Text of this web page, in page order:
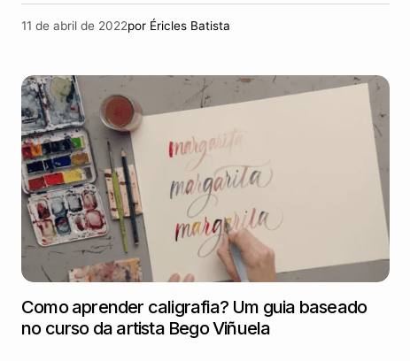
11 de abril de 2022por Éricles Batista
Como aprender caligrafia? Um guia baseado
no curso da artista Bego Viñuela